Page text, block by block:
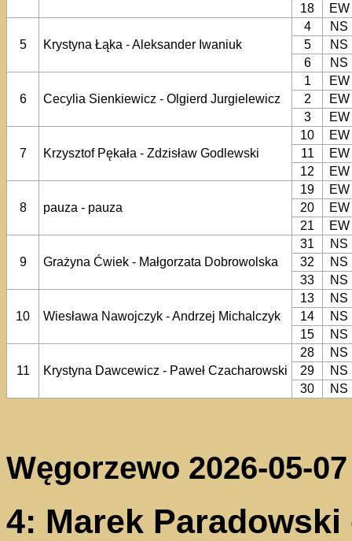
18
EW
5 Krystyna Łąka - Aleksander Iwaniuk
4
NS
5
NS
6
NS
6 Cecylia Sienkiewicz - Olgierd Jurgielewicz
1
EW
2
EW
3
EW
7 Krzysztof Pękała - Zdzisław Godlewski
10
EW
11
EW
12
EW
8 pauza - pauza
19
EW
20
EW
21
EW
9 Grażyna Ćwiek - Małgorzata Dobrowolska
31
NS
32
NS
33
NS
10 Wiesława Nawojczyk - Andrzej Michalczyk
13
NS
14
NS
15
NS
11 Krystyna Dawcewicz - Paweł Czacharowski
28
NS
29
NS
30
NS
Węgorzewo 2026-05-07
4: Marek Paradowski